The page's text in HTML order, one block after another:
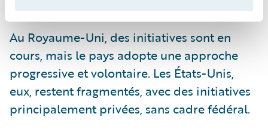
Au Royaume-Uni, des initiatives sont en
cours, mais le pays adopte une approche
progressive et volontaire. Les États-Unis,
eux, restent fragmentés, avec des initiatives
principalement privées, sans cadre fédéral.